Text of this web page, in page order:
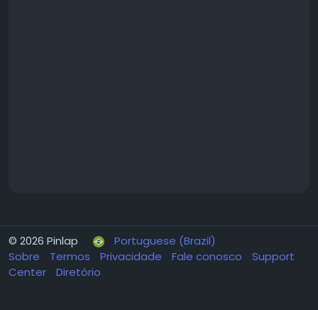
© 2026 Pinlap
Portuguese (Brazil)
Sobre
Termos Privacidade Fale conosco
Support
Center
Diretório